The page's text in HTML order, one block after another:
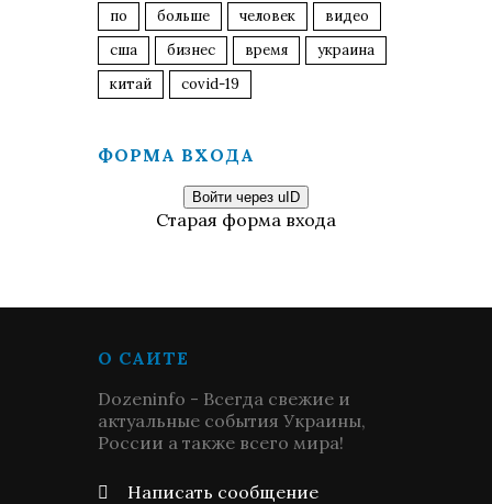
по больше человек
видео
сша
бизнес время
украина
китай
covid-19
ФОРМА ВХОДА
Войти через uID
Старая форма входа
О САЙТЕ
Dozeninfo - Всегда свежие и
актуальные события Украины,
России а также всего мира!
Написать сообщение